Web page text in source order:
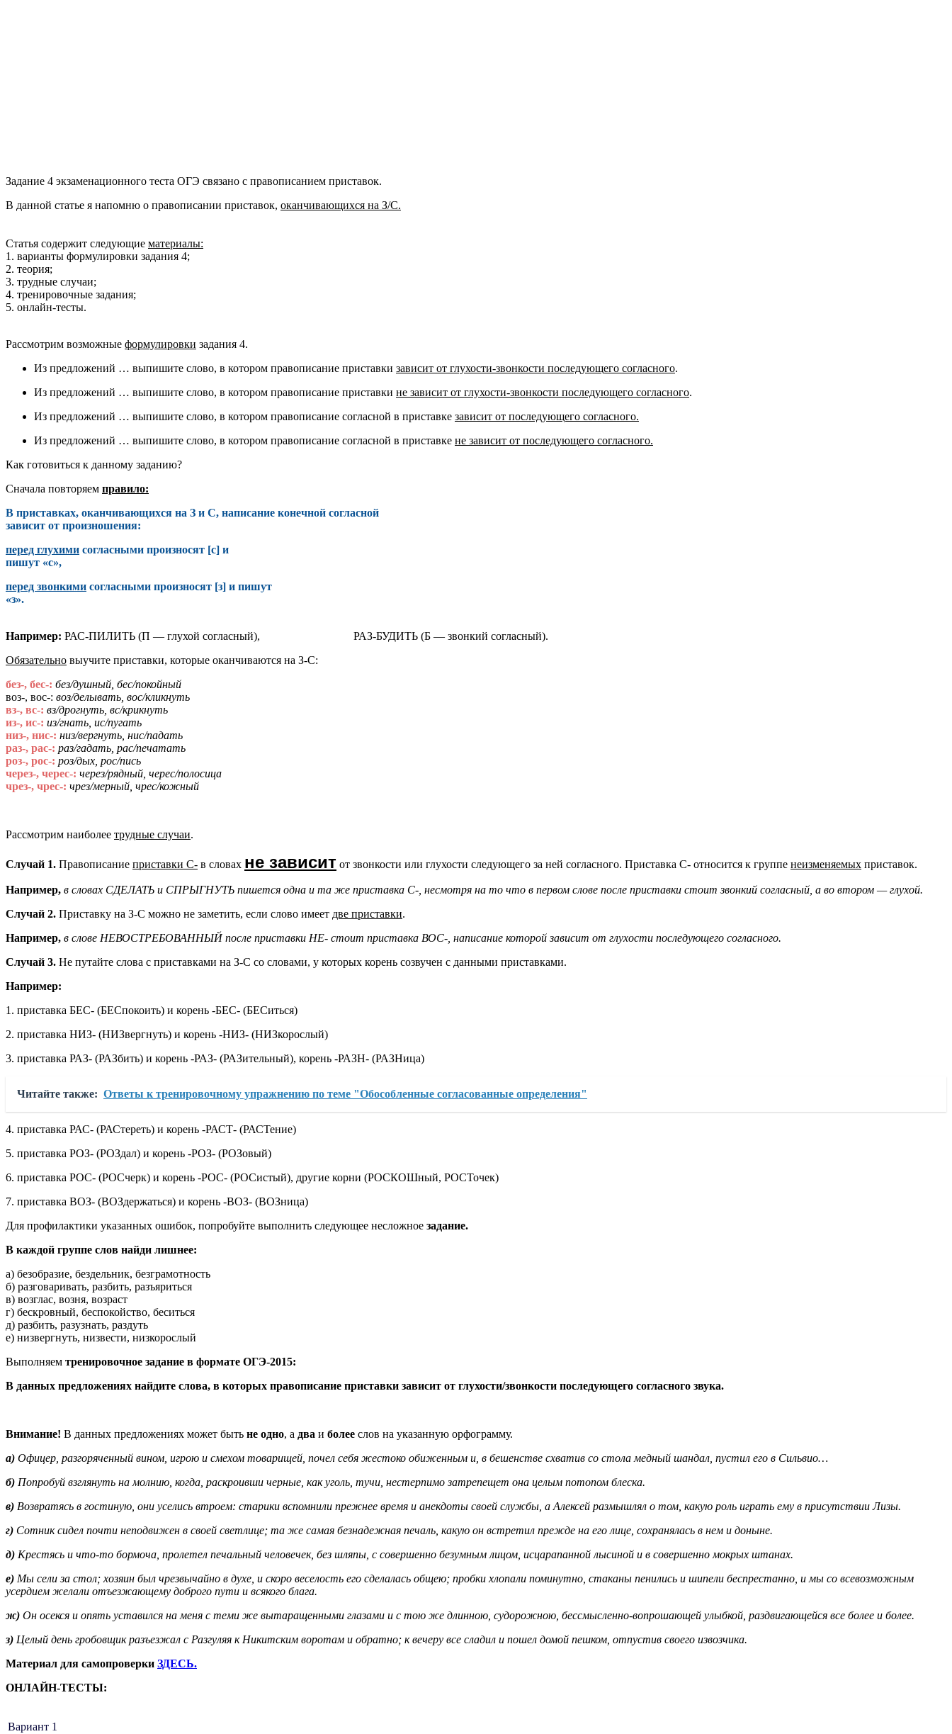
Задание 4 экзаменационного теста ОГЭ связано с правописанием приставок.
В данной статье я напомню о правописании приставок, оканчивающихся на З/С.
Статья содержит следующие материалы:
1. варианты формулировки задания 4;
2. теория;
3. трудные случаи;
4. тренировочные задания;
5. онлайн-тесты.
Рассмотрим возможные формулировки задания 4.
Из предложений … выпишите слово, в котором правописание приставки зависит от глухости-звонкости последующего согласного.
Из предложений … выпишите слово, в котором правописание приставки не зависит от глухости-звонкости последующего согласного.
Из предложений … выпишите слово, в котором правописание согласной в приставке зависит от последующего согласного.
Из предложений … выпишите слово, в котором правописание согласной в приставке не зависит от последующего согласного.
Как готовиться к данному заданию?
Сначала повторяем правило:
В приставках, оканчивающихся на З и С, написание конечной согласной
зависит от произношения:
перед глухими согласными произносят [с] и
пишут «с»,
перед звонкими согласными произносят [з] и пишут
«з».
Например: РАС-ПИЛИТЬ (П — глухой согласный), РАЗ-БУДИТЬ (Б — звонкий согласный).
Обязательно выучите приставки, которые оканчиваются на З-С:
без-, бес-: без/душный, бес/покойный
воз-, вос-: воз/делывать, вос/кликнуть
вз-, вс-: вз/дрогнуть, вс/крикнуть
из-, ис-: из/гнать, ис/пугать
низ-, нис-: низ/вергнуть, нис/падать
раз-, рас-: раз/гадать, рас/печатать
роз-, рос-: роз/дых, рос/пись
через-, черес-: через/рядный, черес/полосица
чрез-, чрес-: чрез/мерный, чрес/кожный
Рассмотрим наиболее трудные случаи.
Случай 1. Правописание приставки С- в словах не зависит от звонкости или глухости следующего за ней согласного. Приставка С- относится к группе неизменяемых приставок.
Например, в словах СДЕЛАТЬ и СПРЫГНУТЬ пишется одна и та же приставка С-, несмотря на то что в первом слове после приставки стоит звонкий согласный, а во втором — глухой.
Случай 2. Приставку на З-С можно не заметить, если слово имеет две приставки.
Например, в слове НЕВОСТРЕБОВАННЫЙ после приставки НЕ- стоит приставка ВОС-, написание которой зависит от глухости последующего согласного.
Случай 3. Не путайте слова с приставками на З-С со словами, у которых корень созвучен с данными приставками.
Например:
1. приставка БЕС- (БЕСпокоить) и корень -БЕС- (БЕСиться)
2. приставка НИЗ- (НИЗвергнуть) и корень -НИЗ- (НИЗкорослый)
3. приставка РАЗ- (РАЗбить) и корень -РАЗ- (РАЗительный), корень -РАЗН- (РАЗНица)
Читайте также: Ответы к тренировочному упражнению по теме "Обособленные согласованные определения"
4. приставка РАС- (РАСтереть) и корень -РАСТ- (РАСТение)
5. приставка РОЗ- (РОЗдал) и корень -РОЗ- (РОЗовый)
6. приставка РОС- (РОСчерк) и корень -РОС- (РОСистый), другие корни (РОСКОШный, РОСТочек)
7. приставка ВОЗ- (ВОЗдержаться) и корень -ВОЗ- (ВОЗница)
Для профилактики указанных ошибок, попробуйте выполнить следующее несложное задание.
В каждой группе слов найди лишнее:
а) безобразие, бездельник, безграмотность
б) разговаривать, разбить, разъяриться
в) возглас, возня, возраст
г) бескровный, беспокойство, беситься
д) разбить, разузнать, раздуть
е) низвергнуть, низвести, низкорослый
Выполняем тренировочное задание в формате ОГЭ-2015:
В данных предложениях найдите слова, в которых правописание приставки зависит от глухости/звонкости последующего согласного звука.
Внимание! В данных предложениях может быть не одно, а два и более слов на указанную орфограмму.
а) Офицер, разгоряченный вином, игрою и смехом товарищей, почел себя жестоко обиженным и, в бешенстве схватив со стола медный шандал, пустил его в Сильвио…
б) Попробуй взглянуть на молнию, когда, раскроивши черные, как уголь, тучи, нестерпимо затрепещет она целым потопом блеска.
в) Возвратясь в гостиную, они уселись втроем: старики вспомнили прежнее время и анекдоты своей службы, а Алексей размышлял о том, какую роль играть ему в присутствии Лизы.
г) Сотник сидел почти неподвижен в своей светлице; та же самая безнадежная печаль, какую он встретил прежде на его лице, сохранялась в нем и доныне.
д) Крестясь и что-то бормоча, пролетел печальный человечек, без шляпы, с совершенно безумным лицом, исцарапанной лысиной и в совершенно мокрых штанах.
е) Мы сели за стол; хозяин был чрезвычайно в духе, и скоро веселость его сделалась общею; пробки хлопали поминутно, стаканы пенились и шипели беспрестанно, и мы со всевозможным
усердием желали отъезжающему доброго пути и всякого блага.
ж) Он осекся и опять уставился на меня с теми же вытаращенными глазами и с тою же длинною, судорожною, бессмысленно-вопрошающей улыбкой, раздвигающейся все более и более.
з) Целый день гробовщик разъезжал с Разгуляя к Никитским воротам и обратно; к вечеру все сладил и пошел домой пешком, отпустив своего извозчика.
Материал для самопроверки ЗДЕСЬ.
ОНЛАЙН-ТЕСТЫ:
Вариант 1